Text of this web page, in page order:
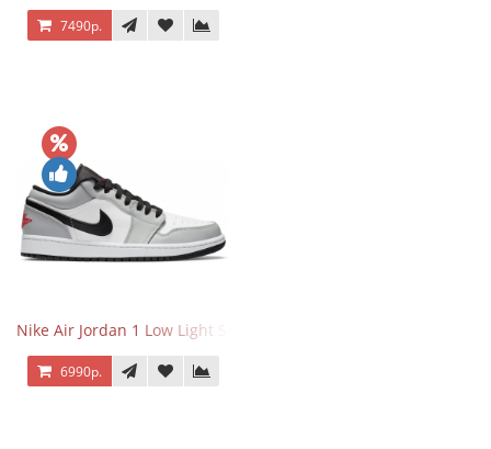
7490р.
Nike Air Jordan 1 Low Light Smoke Grey
6990р.